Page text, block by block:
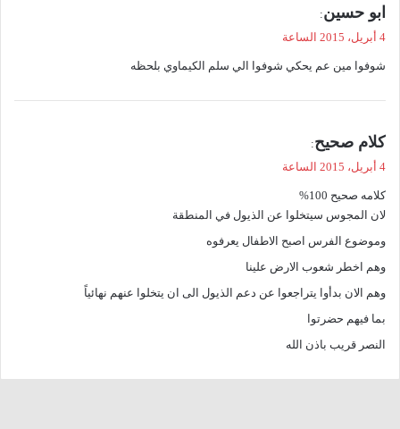
ي
ل
ابو حسين:
4 أبريل، 2015 الساعة
شوفوا مين عم يحكي شوفوا الي سلم الكيماوي بلحظه
ي
ل
كلام صحيح:
4 أبريل، 2015 الساعة
كلامه صحيح 100%
لان المجوس سيتخلوا عن الذيول في المنطقة
وموضوع الفرس اصبح الاطفال يعرفوه
وهم اخطر شعوب الارض علينا
وهم الان بدأوا يتراجعوا عن دعم الذيول الى ان يتخلوا عنهم نهائياً
بما فيهم حضرتوا
النصر قريب باذن الله